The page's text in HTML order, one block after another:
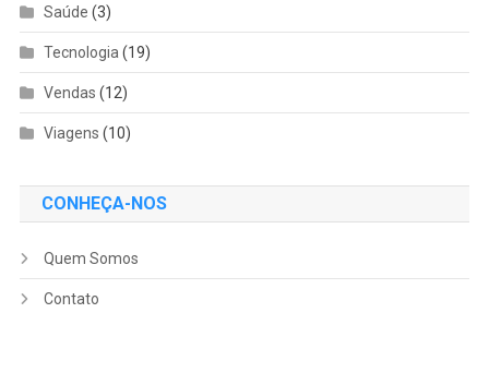
Saúde (3)
Tecnologia (19)
Vendas (12)
Viagens (10)
CONHEÇA-NOS
Quem Somos
Contato